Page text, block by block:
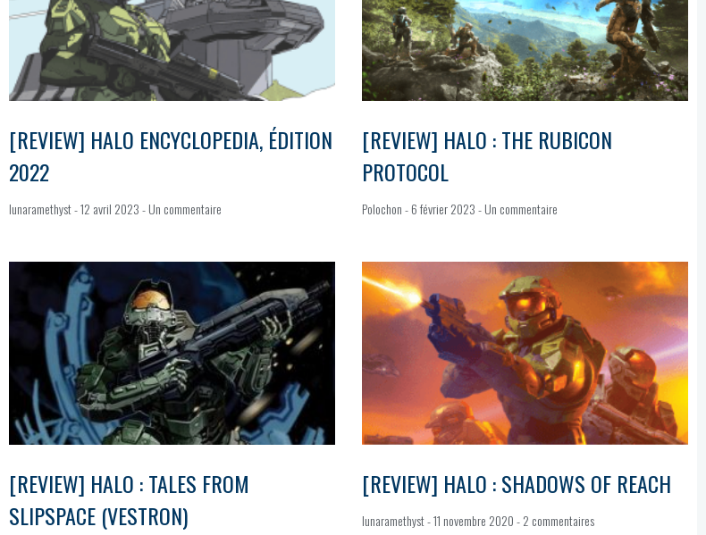
[REVIEW] HALO ENCYCLOPEDIA, ÉDITION
2022
lunaramethyst 12 avril 2023 Un commentaire
[REVIEW] HALO : THE RUBICON
PROTOCOL
Polochon 6 février 2023 Un commentaire
[REVIEW] HALO : TALES FROM
SLIPSPACE (VESTRON)
[REVIEW] HALO : SHADOWS OF REACH
lunaramethyst 11 novembre 2020 2 commentaires